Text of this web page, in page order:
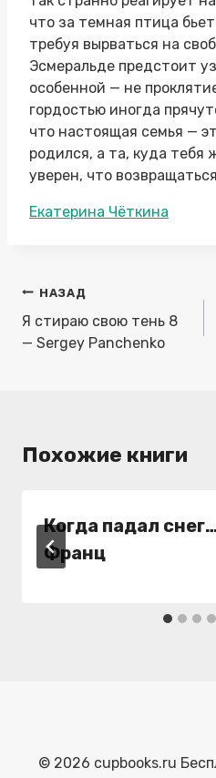
что за темная птица
требуя вырваться на
Эсмеральде предстоит
особенной — не
гордостью иногда
что настоящая семья —
родился, а та, куда тебя
уверен, что
Метки
Екатерина Чёткина
Навигация
по
записям
НАЗАД
Я стираю свою тень 8
— Sergey Panchenko
Похожие книги
Когда падал
Франц
© 2026 cupbooks.ru